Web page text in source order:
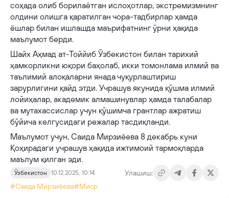
соҳада олиб борилаётган ислоҳотлар, экстремизмнинг
олдини олишга қаратилган чора-тадбирлар ҳамда
ёшлар билан ишлашда маърифатнинг ўрни ҳақида
маълумот берди.
Шайх Аҳмад ат-Тоййиб Ўзбекистон билан тарихий
ҳамкорликни юқори баҳолаб, икки томонлама илмий ва
таълимий алоқаларни янада чуқурлаштириш
зарурлигини қайд этди. Учрашув якунида қўшма илмий
лойиҳалар, академик алмашинувлар ҳамда талабалар
ва мутахассислар учун қўшимча грантлар ажратиш
бўйича келгусидаги режалар тасдиқланди.
Маълумот учун, Саида Мирзиёева 8 декабрь куни
Қоҳирадаги учрашув ҳақида ижтимоий тармоқларда
маълум қилган эди.
Ўзбекистон 10.12.2025, 10:14
Улашиш:
#Саида Мирзиёева#Миср